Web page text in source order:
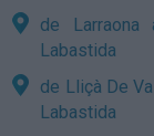
de
Labastida
de Lliçà De
Labastida